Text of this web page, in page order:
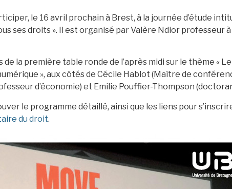
le 16 avril prochain à Brest, à la journée d’étude
ses droits ». Il est organisé par Valère Ndior professeur à
de la première table ronde de l’après midi sur le thème «
», aux côtés de Cécile Hablot (Maître de
d’économie) et Emilie Pouffier-Thompson
le programme détaillé, ainsi que les liens pour
du droit.